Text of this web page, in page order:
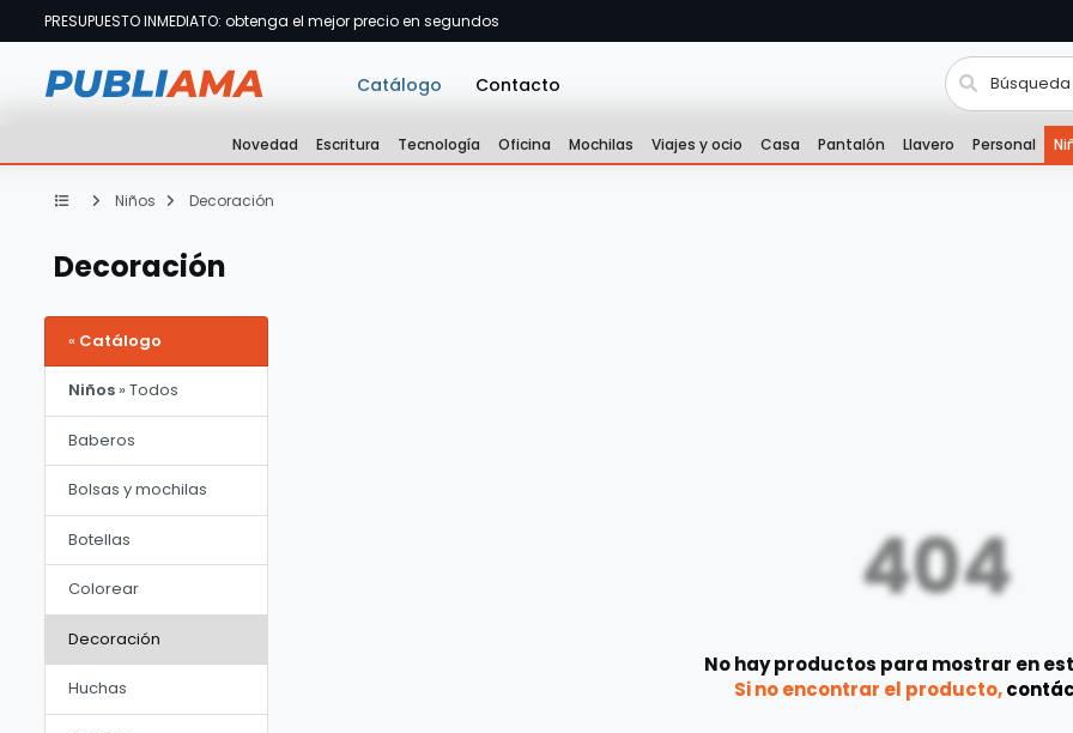
PRESUPUESTO INMEDIATO: obtenga el mejor precio en segundos
Catálogo Contacto
Novedad Escritura Tecnología Oficina Mochilas Viajes y ocio Casa Pantalón Llavero Personal
Niños Decoración
Decoración
« Catálogo
Niños» Todos
Baberos
Bolsas y mochilas
Botellas
Colorear
Decoración
Huchas
404
No hay productos para mostrar en
Si no encontrar el producto,